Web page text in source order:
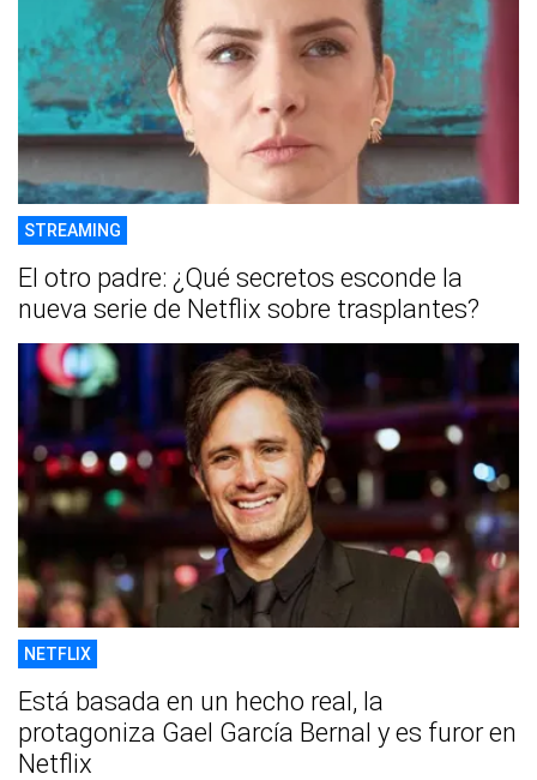
STREAMING
El otro padre: ¿Qué secretos esconde la
nueva serie de Netflix sobre trasplantes?
NETFLIX
Está basada en un hecho real, la
protagoniza Gael García Bernal y es furor en
Netflix